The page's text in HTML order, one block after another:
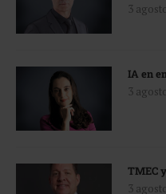
3
IA en
3
TMEC
3